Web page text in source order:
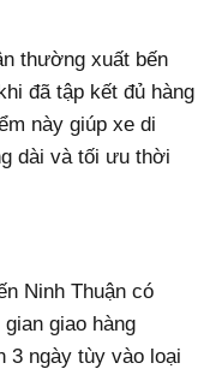
thường xuất bến
đã tập kết đủ hàng
này giúp xe di
dài và tối ưu thời
Ninh Thuận có
giao hàng
3 ngày tùy vào loại